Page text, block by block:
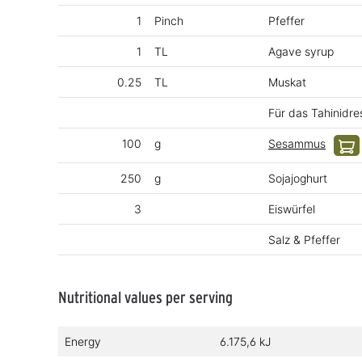
1 Pinch Pfeffer
1 TL Agave syrup
0.25 TL Muskat
Für das
100 g Sesammus
250 g Sojajoghurt
3 Eiswürfel
Salz & Pfeffer
Nutritional values per serving
Energy 6.175,6 kJ